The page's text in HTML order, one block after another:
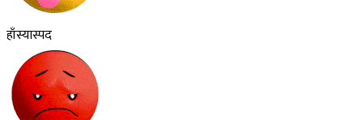
हाँस्यास्पद